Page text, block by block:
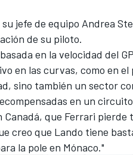
jefe de equipo Andrea
de su piloto.
en la velocidad del
en las curvas, como en
sino también un sector
en un
Canadá, que Ferrari
creo que Lando tiene
la pole en Mónaco."